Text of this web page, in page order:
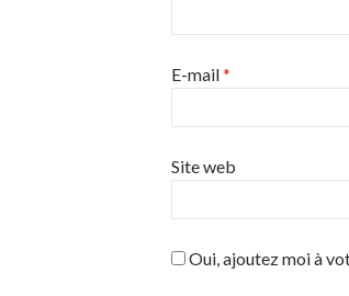
E-mail*
Site web
Oui, ajoutez moi à